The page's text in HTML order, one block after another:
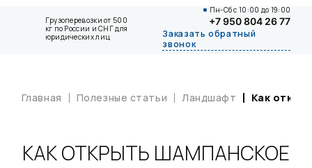
Грузоперевозки от 500
кг по России и СНГ для
юридических лиц
Пн-Сб с 10:00 до 19:00
+7 950 804 26 77
Заказать обратный
звонок
Главная Полезные статьи Ландшафт Как
КАК ОТКРЫТЬ ШАМПАНСКОЕ